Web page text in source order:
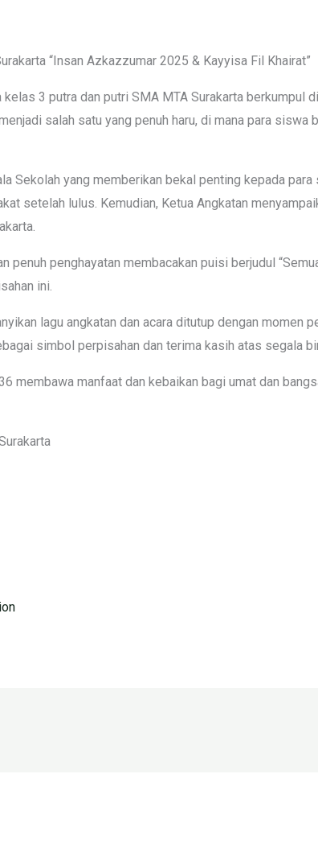
“Insan Azkazzumar 2025 & Kayyisa Fil Khairat”
3 putra dan putri SMA MTA Surakarta berkumpul
salah satu yang penuh haru, di mana para siswa
Sekolah yang memberikan bekal penting kepada
setelah lulus. Kemudian, Ketua Angkatan
penuh penghayatan membacakan puisi berjudul
ini.
lagu angkatan dan acara ditutup dengan momen
simbol perpisahan dan terima kasih atas segala
membawa manfaat dan kebaikan bagi umat dan